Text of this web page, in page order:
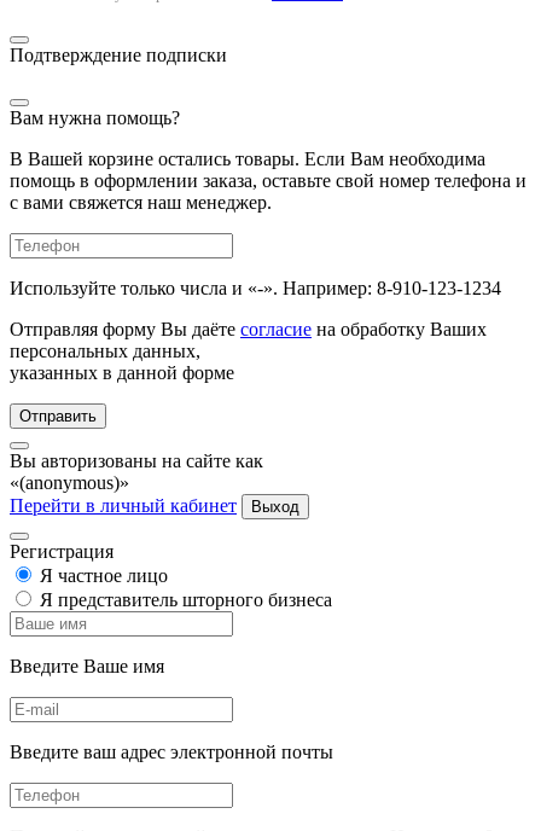
Подтверждение подписки
Вам нужна помощь?
В Вашей корзине остались товары. Если Вам необходима
помощь в оформлении заказа, оставьте свой номер телефона и
с вами свяжется наш менеджер.
Используйте только числа и «-». Например: 8-910-123-1234
Отправляя форму Вы даёте согласие на обработку Ваших
персональных данных,
указанных в данной форме
Отправить
Вы авторизованы на сайте как
«(anonymous)»
Перейти в личный кабинет
Выход
Регистрация
Я частное лицо
Я представитель шторного бизнеса
Введите Ваше имя
Введите ваш адрес электронной почты